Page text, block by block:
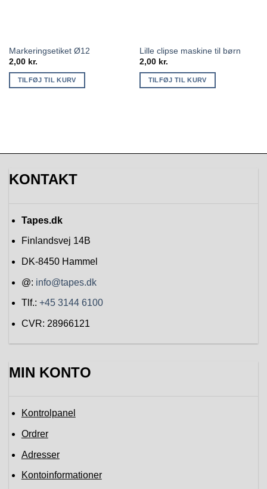
Markeringsetiket Ø12
2,00 kr.
TILFØJ TIL KURV
Lille clipse maskine til børn
2,00 kr.
TILFØJ TIL KURV
KONTAKT
Tapes.dk
Finlandsvej 14B
DK-8450 Hammel
@: info@tapes.dk
Tlf.: +45 3144 6100
CVR: 28966121
MIN KONTO
Kontrolpanel
Ordrer
Adresser
Kontoinformationer